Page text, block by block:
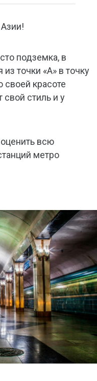
подземка, в
точки «А» в точку
своей красоте
свой стиль и у
всю
метро